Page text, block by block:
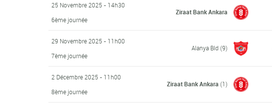
25 Novembre 2025 - 14h30
6ème journée
Ziraat Bank Ankara
29 Novembre 2025 - 11h00
7ème journée
Alanya Bld (9)
2 Décembre 2025 - 11h00
8ème journée
Ziraat Bank Ankara (1)